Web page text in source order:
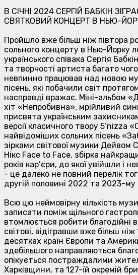
В СІЧНІ 2024 СЕРГІЙ БАБКІН
СВЯТКОВИЙ КОНЦЕРТ В НЬЮ-
Пройшло вже більш ніж півтора
сольного концерту в Нью-Йорку
українського співака Сергія
та творчості артиста багато
невпинно працював над новою
пісень, які побачили світ
насправді вражає. Міні-альбом
хіт «Непробивна», мрійливий
присвята українським
версії класичного твору 5’nizza
найвідоміших сольних пісень
зірками світової музики Дейвом
Нікс Face to Face, збірка
років кар’єри, до якої увійшли і
- це далеко не повний перелік
другій половині 2022 та 2023-му
Всю цю неймовірну кількість
записати поміж щільного
втомлюється робити благодійні
світові, відігравши вже більш
десятках країн Європи та
здебільшого направляються
опікується постраждалими
Харківщини, та 127-їй окремій